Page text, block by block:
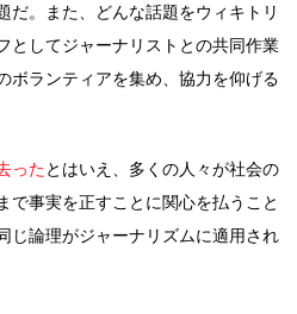
だ。また、どんな話題をウィキトリ
としてジャーナリストとの共同作業
ボランティアを集め、協力を仰げる
ったとはいえ、多くの人々が社会の
で事実を正すことに関心を払うこと
じ論理がジャーナリズムに適用され